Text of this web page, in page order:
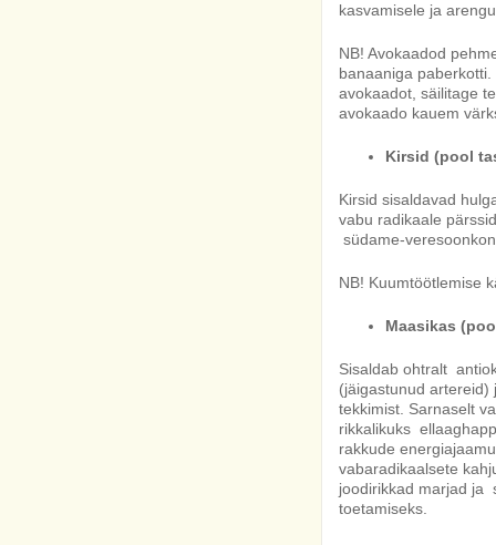
kasvamisele ja
NB! Avokaadod
banaaniga
avokaadot, säilitage
avokaado kauem
Kirsid (pool
Kirsid sisaldavad
vabu radikaale
südame-
NB! Kuumtöötlemise
Maasikas
Sisaldab ohtralt
(jäigastunud artereid)
tekkimist. Sarnaselt
rikkalikuks
rakkude
vabaradikaalsete
joodirikkad marjad ja
toetamiseks.